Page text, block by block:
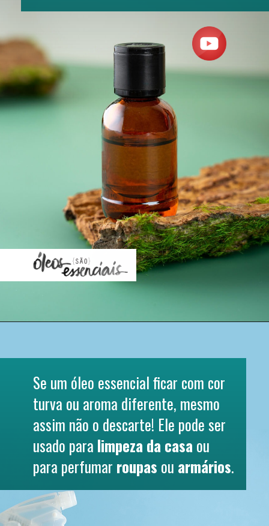
Se um óleo essencial ficar com cor
turva ou aroma diferente, mesmo
assim não o descarte! Ele pode ser
usado para limpeza da casa ou
para perfumar roupas ou armários.